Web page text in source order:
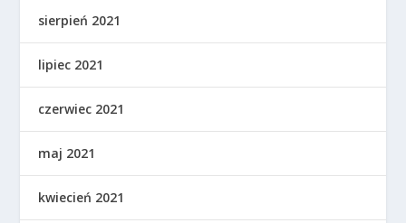
sierpień 2021
lipiec 2021
czerwiec 2021
maj 2021
kwiecień 2021